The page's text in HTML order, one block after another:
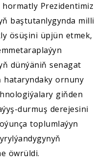
Prezidentimiz
baştutanlygynda milli
ösüşini üpjün etmek,
dünýäniň senagat
hataryndaky ornuny
giňden
durmuş derejesini
toplumlaýyn
öwrüldi.